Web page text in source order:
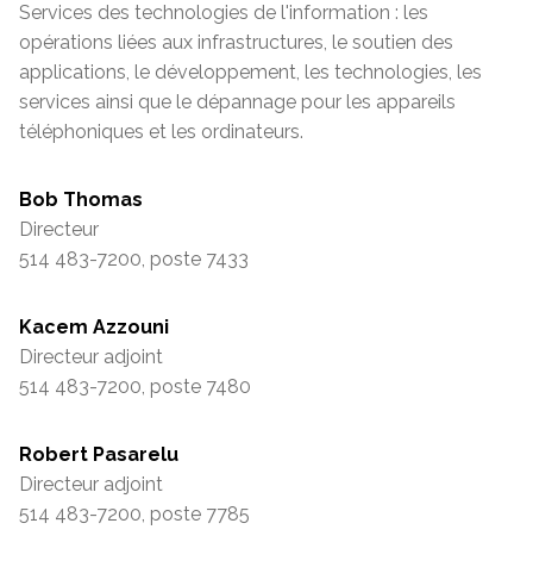
Services des technologies de l'information : les
opérations liées aux infrastructures, le soutien des
applications, le développement, les technologies, les
services ainsi que le dépannage pour les appareils
téléphoniques et les ordinateurs.
Bob Thomas
Directeur
514 483-7200, poste 7433
Kacem Azzouni
Directeur adjoint
514 483-7200, poste 7480
Robert Pasarelu
Directeur adjoint
514 483-7200, poste 7785